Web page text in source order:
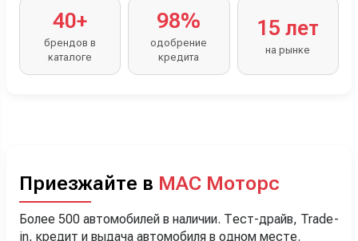
40+
брендов в
каталоге
98%
одобрение
кредита
15 лет
на рынке
Приезжайте в МАС Моторс
Более 500 автомобилей в наличии. Тест-драйв, Trade-
in, кредит и выдача автомобиля в одном месте.